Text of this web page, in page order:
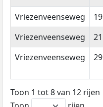
Vriezenveenseweg 19
Vriezenveenseweg
21
Vriezenveenseweg
29
Toon 1 tot 8 van 12 rijen